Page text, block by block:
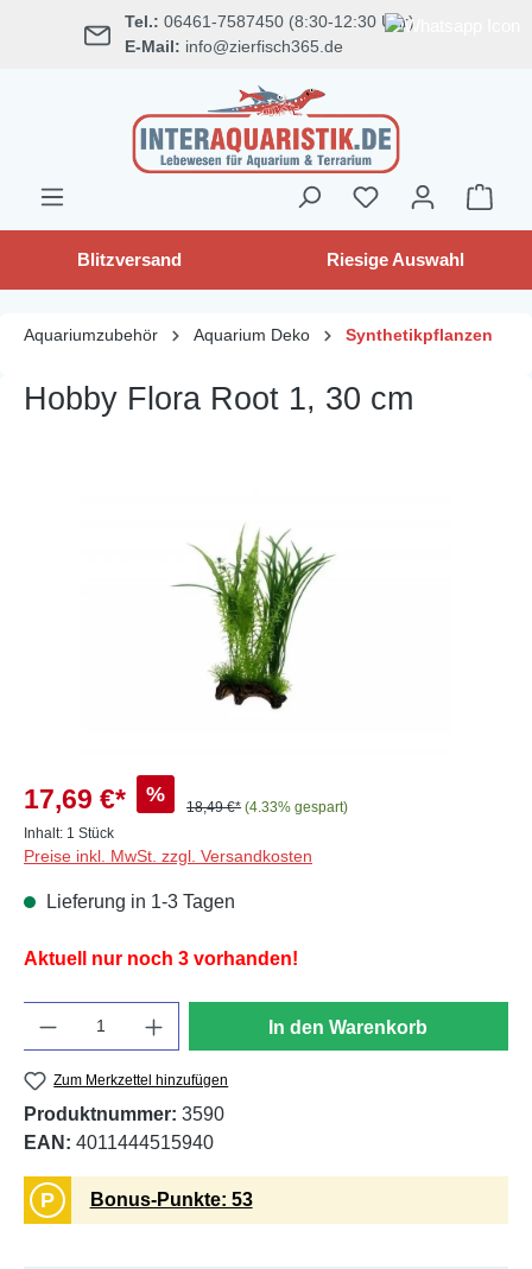
springen Tel.: 06461-7587450 (8:30-12:30 Uhr)
E-Mail: info@zierfisch365.de
Blitzversand Riesige Auswahl
Aquariumzubehör Aquarium Deko Synthetikpflanzen
Hobby Flora Root 1, 30 cm
17,69 €* %
18,49 €* (4.33% gespart)
Inhalt: 1 Stück
Preise inkl. MwSt. zzgl. Versandkosten
Lieferung in 1-3 Tagen
Aktuell nur noch 3 vorhanden!
In den Warenkorb
Zum Merkzettel hinzufügen
Produktnummer: 3590
EAN: 4011444515940
P Bonus-Punkte: 53